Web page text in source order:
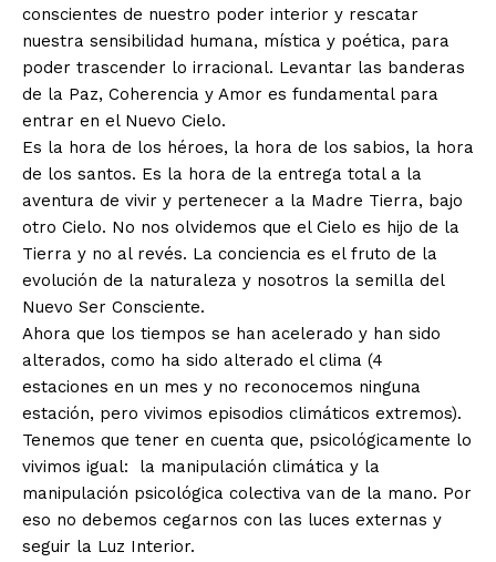
conscientes de nuestro poder interior y rescatar
nuestra sensibilidad humana, mística y poética, para
poder trascender lo irracional. Levantar las banderas
de la Paz, Coherencia y Amor es fundamental para
entrar en el Nuevo Cielo.
Es la hora de los héroes, la hora de los sabios, la hora
de los santos. Es la hora de la entrega total a la
aventura de vivir y pertenecer a la Madre Tierra, bajo
otro Cielo. No nos olvidemos que el Cielo es hijo de la
Tierra y no al revés. La conciencia es el fruto de la
evolución de la naturaleza y nosotros la semilla del
Nuevo Ser Consciente.
Ahora que los tiempos se han acelerado y han sido
alterados, como ha sido alterado el clima (4
estaciones en un mes y no reconocemos ninguna
estación, pero vivimos episodios climáticos extremos).
Tenemos que tener en cuenta que, psicológicamente lo
vivimos igual: la manipulación climática y la
manipulación psicológica colectiva van de la mano. Por
eso no debemos cegarnos con las luces externas y
seguir la Luz Interior.